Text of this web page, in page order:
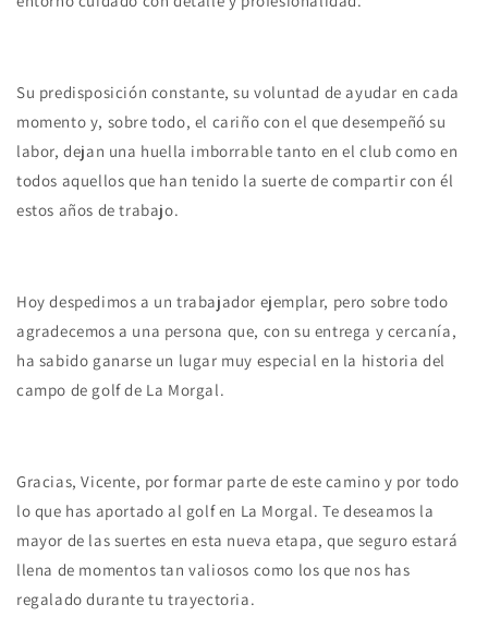
Su predisposición constante, su voluntad de ayudar en cada
momento y, sobre todo, el cariño con el que desempeñó su
labor, dejan una huella imborrable tanto en el club como en
todos aquellos que han tenido la suerte de compartir con él
estos años de trabajo.
Hoy despedimos a un trabajador ejemplar, pero sobre todo
agradecemos a una persona que, con su entrega y cercanía,
ha sabido ganarse un lugar muy especial en la historia del
campo de golf de La Morgal.
Gracias, Vicente, por formar parte de este camino y por todo
lo que has aportado al golf en La Morgal. Te deseamos la
mayor de las suertes en esta nueva etapa, que seguro estará
llena de momentos tan valiosos como los que nos has
regalado durante tu trayectoria.